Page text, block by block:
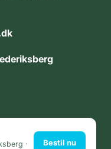
·
Bestil nu